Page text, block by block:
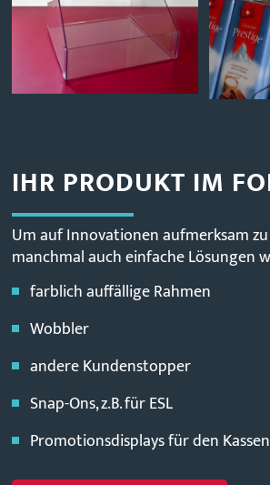
IHR PRODUKT IM
Um auf Innovationen aufmerksam
manchmal auch einfache Lösungen
farblich auffällige Rahmen
Wobbler
andere Kundenstopper
Snap-Ons, z.B. für ESL
Promotionsdisplays für den